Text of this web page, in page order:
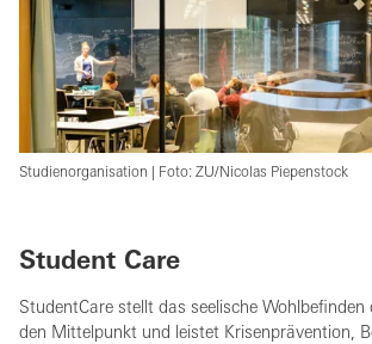
Studienorganisation | Foto: ZU/Nicolas Piepenstock
Student Care
StudentCare stellt das seelische Wohlbefinden
den Mittelpunkt und leistet Krisenprävention,